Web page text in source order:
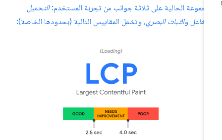
الحالية على ثلاثة جوانب من تجربة المستخدم:التحميل
التفاعلوالثبات البصري، وتشمل المقاييس التالية (بحدودها الخاصة):